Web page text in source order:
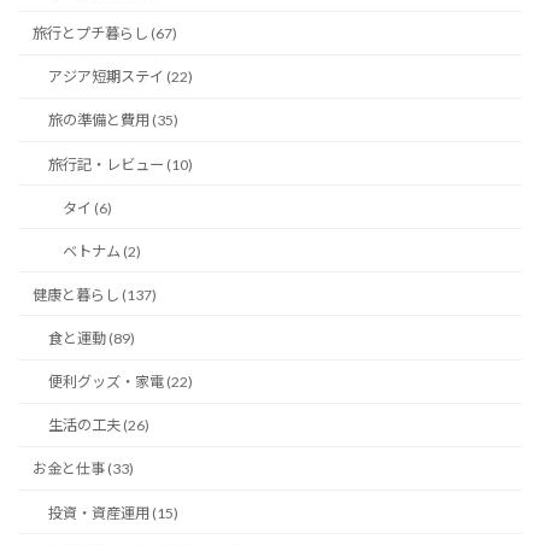
旅行とプチ暮らし (67)
アジア短期ステイ (22)
旅の準備と費用 (35)
旅行記・レビュー (10)
タイ (6)
ベトナム (2)
健康と暮らし (137)
食と運動 (89)
便利グッズ・家電 (22)
生活の工夫 (26)
お金と仕事 (33)
投資・資産運用 (15)